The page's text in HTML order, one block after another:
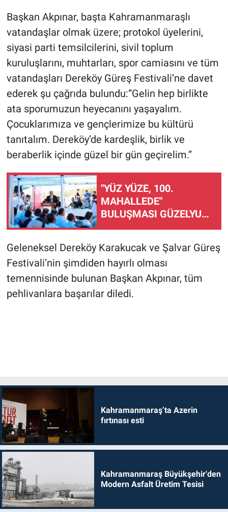
Başkan Akpınar, başta Kahramanmaraşlı
vatandaşlar olmak üzere; protokol üyelerini,
siyasi parti temsilcilerini, sivil toplum
kuruluşlarını, muhtarları, spor camiasını ve tüm
vatandaşları Dereköy Güreş Festivali’ne davet
ederek şu çağrıda bulundu:“Gelin hep birlikte
ata sporumuzun heyecanını yaşayalım.
Çocuklarımıza ve gençlerimize bu kültürü
tanıtalım. Dereköy’de kardeşlik, birlik ve
beraberlik içinde güzel bir gün geçirelim.”
"YÜZ YÜZE, 100.
MAHALLEDE"
BULUŞMASI GÜZELYURT
MAHALLESİ'NDE
Geleneksel Dereköy Karakucak ve Şalvar Güreş
Festivali’nin şimdiden hayırlı olması
temennisinde bulunan Başkan Akpınar, tüm
pehlivanlara başarılar diledi.
Kahramanmaraş’ta Azerin
fırtınası esti
Kahramanmaraş Büyükşehir'den
Modern Asfalt Üretim Tesisi